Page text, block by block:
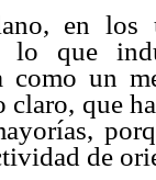
en
lo que
como un
que
de